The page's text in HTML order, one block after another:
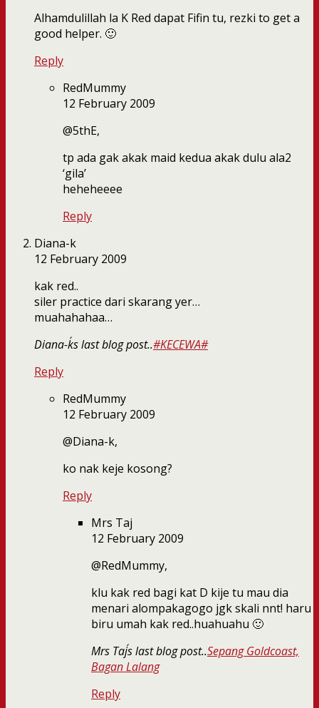
Alhamdulillah la K Red dapat Fifin tu, rezki to get a
good helper. 🙂
Reply
RedMummy
12 February 2009
@5thE,
tp ada gak akak maid kedua akak dulu ala2
‘gila’
heheheeee
Reply
Diana-k
12 February 2009
kak red..
siler practice dari skarang yer…
muahahahaa…
Diana-k´s last blog post..#KECEWA#
Reply
RedMummy
12 February 2009
@Diana-k,
ko nak keje kosong?
Reply
Mrs Taj
12 February 2009
@RedMummy,
klu kak red bagi kat D kije tu mau dia
menari alompakagogo jgk skali nnt! haru
biru umah kak red..huahuahu 🙂
Mrs Taj´s last blog post..Sepang Goldcoast,
Bagan Lalang
Reply